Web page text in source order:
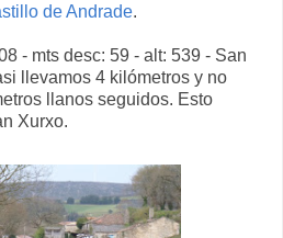
de Andrade.
- mts desc: 59 - alt: 539 - San
llevamos 4 kilómetros y no
llanos seguidos. Esto
Xurxo.